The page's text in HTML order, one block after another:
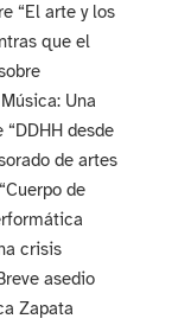
“El arte y los
que el
Una
desde
de artes
de
crisis
asedio
Zapata